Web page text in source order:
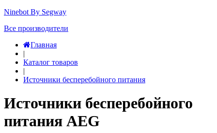
Ninebot By Segway
Все производители
Главная
|
Каталог товаров
|
Источники бесперебойного питания
Источники бесперебойного
питания AEG